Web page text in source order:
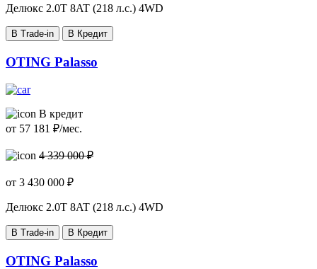
Делюкс 2.0T 8AT (218 л.с.) 4WD
В Trade-in В Кредит
OTING Palasso
В кредит
от 57 181 ₽/мес.
4 339 000 ₽
от 3 430 000 ₽
Делюкс 2.0T 8AT (218 л.с.) 4WD
В Trade-in В Кредит
OTING Palasso